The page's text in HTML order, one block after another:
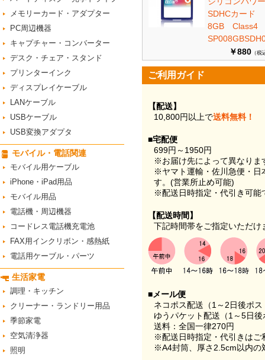
メモリーカード・アダプター
PC周辺機器
キャプチャー・コンバーター
デスク・チェア・スタンド
プリンターインク
ディスプレイケーブル
LANケーブル
USBケーブル
USB変換アダプタ
モバイル・電話関連
モバイル用ケーブル
iPhone・iPad用品
モバイル用品
電話機・周辺機器
コードレス電話機充電池
FAX用インクリボン・感熱紙
電話用ケーブル・パーツ
生活家電
調理・キッチン
クリーナー・ランドリー用品
季節家電
空気清浄器
照明
SDHCカード
8GB
￥880 （税
ご利用ガイド
【配送】
10,800円以上で送料無料！
■宅配便
699円～1950円
※お届け先によって異なりま
※ヤマト運輸・佐川急便・日
す。(営業所止め可能)
※配送日時指定・代引き可能
【配送時間】
下記時間帯をご指定いただけ
■メール便
ネコポス配送（1～2日後ポ
ゆうパケット配送（1～5日
送料：全国一律270円
※配送日時指定・代引きはご
※A4封筒、厚さ2.5cm以内の